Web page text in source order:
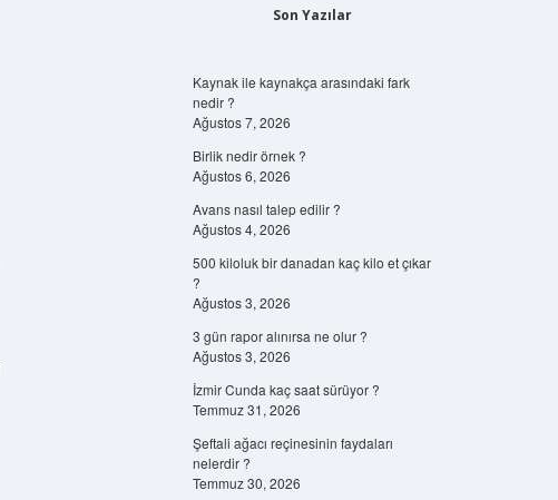
Son Yazılar
Kaynak ile kaynakça arasındaki fark
nedir ?
Ağustos 7, 2026
Birlik nedir örnek ?
Ağustos 6, 2026
Avans nasıl talep edilir ?
Ağustos 4, 2026
500 kiloluk bir danadan kaç kilo et çıkar
?
Ağustos 3, 2026
3 gün rapor alınırsa ne olur ?
Ağustos 3, 2026
İzmir Cunda kaç saat sürüyor ?
Temmuz 31, 2026
Şeftali ağacı reçinesinin faydaları
nelerdir ?
Temmuz 30, 2026